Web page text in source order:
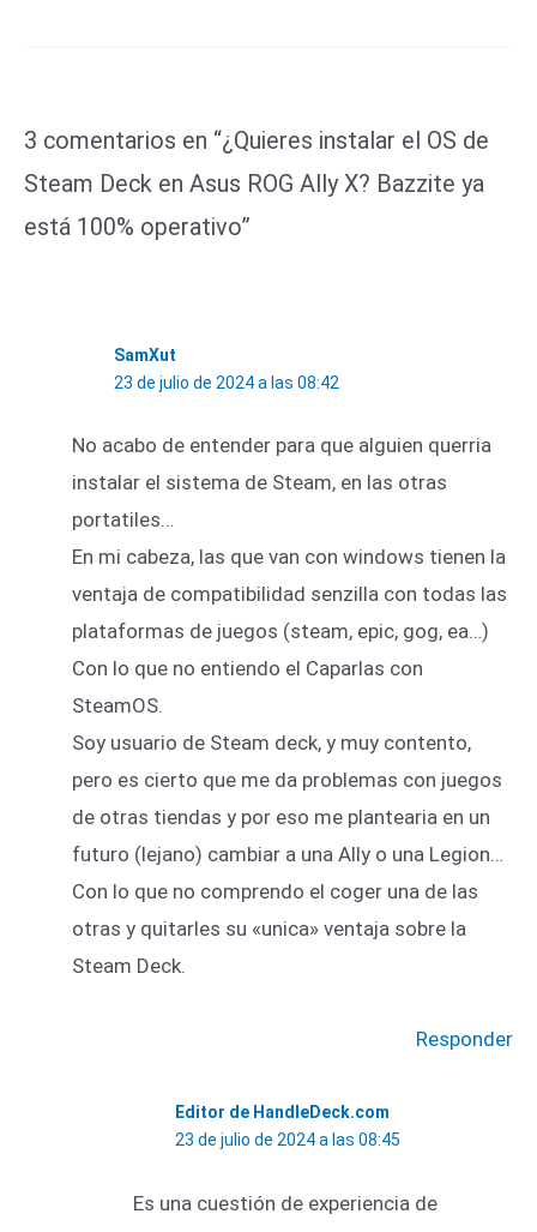
3 comentarios en “¿Quieres instalar el OS de
Steam Deck en Asus ROG Ally X? Bazzite ya
está 100% operativo”
SamXut
23 de julio de 2024 a las 08:42
No acabo de entender para que alguien querria
instalar el sistema de Steam, en las otras
portatiles…
En mi cabeza, las que van con windows tienen la
ventaja de compatibilidad senzilla con todas las
plataformas de juegos (steam, epic, gog, ea…)
Con lo que no entiendo el Caparlas con
SteamOS.
Soy usuario de Steam deck, y muy contento,
pero es cierto que me da problemas con juegos
de otras tiendas y por eso me plantearia en un
futuro (lejano) cambiar a una Ally o una Legion…
Con lo que no comprendo el coger una de las
otras y quitarles su «unica» ventaja sobre la
Steam Deck.
Responder
Editor de HandleDeck.com
23 de julio de 2024 a las 08:45
Es una cuestión de experiencia de